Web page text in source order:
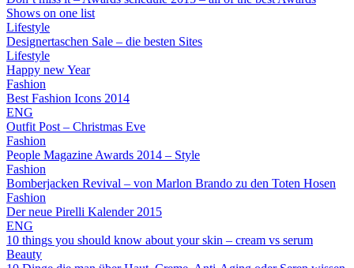
Shows on one list
Lifestyle
Designertaschen Sale – die besten Sites
Lifestyle
Happy new Year
Fashion
Best Fashion Icons 2014
ENG
Outfit Post – Christmas Eve
Fashion
People Magazine Awards 2014 – Style
Fashion
Bomberjacken Revival – von Marlon Brando zu den Toten Hosen
Fashion
Der neue Pirelli Kalender 2015
ENG
10 things you should know about your skin – cream vs serum
Beauty